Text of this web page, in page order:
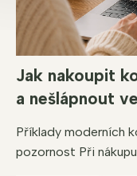
Jak nakoupit
a nešlápnout
Příklady moderních
pozornost Při nákupu